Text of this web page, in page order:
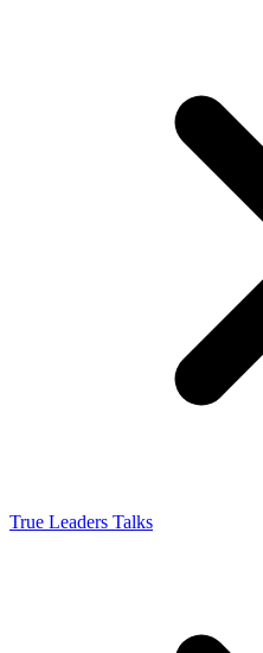
True Leaders Talks